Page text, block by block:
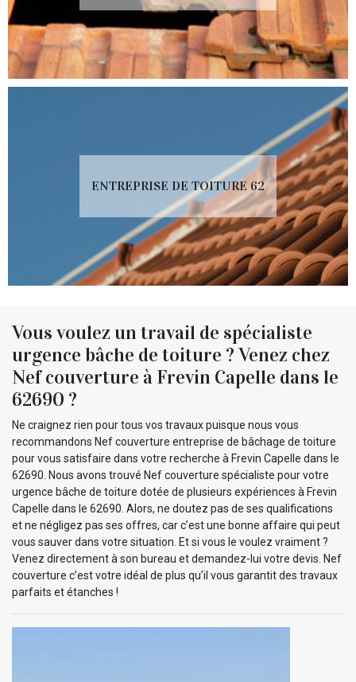
ENTREPRISE DE TOITURE 62
Vous voulez un travail de spécialiste
urgence bâche de toiture ? Venez chez
Nef couverture à Frevin Capelle dans le
62690 ?
Ne craignez rien pour tous vos travaux puisque nous vous
recommandons Nef couverture entreprise de bâchage de toiture
pour vous satisfaire dans votre recherche à Frevin Capelle dans le
62690. Nous avons trouvé Nef couverture spécialiste pour votre
urgence bâche de toiture dotée de plusieurs expériences à Frevin
Capelle dans le 62690. Alors, ne doutez pas de ses qualifications
et ne négligez pas ses offres, car c’est une bonne affaire qui peut
vous sauver dans votre situation. Et si vous le voulez vraiment ?
Venez directement à son bureau et demandez-lui votre devis. Nef
couverture c’est votre idéal de plus qu’il vous garantit des travaux
parfaits et étanches !